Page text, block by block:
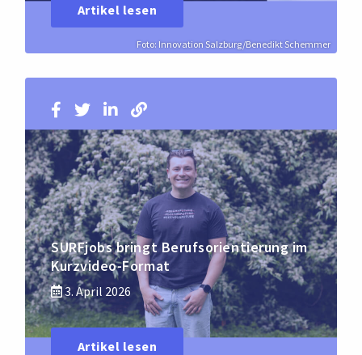
Foto: Innovation Salzburg/Benedikt Schemmer
Artikel lesen
SURFjobs bringt Berufsorientierung im
Kurzvideo-Format
3. April 2026
Artikel lesen